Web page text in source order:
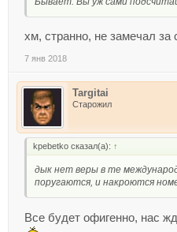
хм, странно, не замечал за
7 янв 2018
Targitai
Старожил
kpebetko сказал(а): ↑
дык нет веры в те
поругаются, и накроются
Все будет офигенно, нас